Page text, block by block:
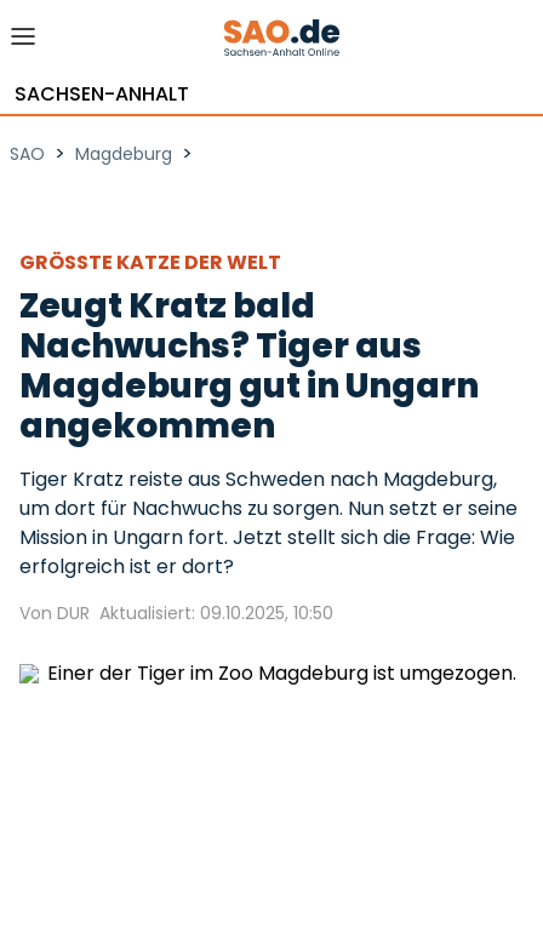
SACHSEN-ANHALT
SAO > Magdeburg >
GRÖSSTE KATZE DER WELT
Zeugt Kratz bald
Nachwuchs? Tiger aus
Magdeburg gut in Ungarn
angekommen
Tiger Kratz reiste aus Schweden nach Magdeburg,
um dort für Nachwuchs zu sorgen. Nun setzt er seine
Mission in Ungarn fort. Jetzt stellt sich die Frage: Wie
erfolgreich ist er dort?
Von DUR Aktualisiert: 09.10.2025, 10:50